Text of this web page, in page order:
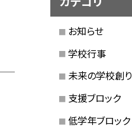
お知らせ
学校行事
未来の学校創り
支援ブロック
低学年ブロック